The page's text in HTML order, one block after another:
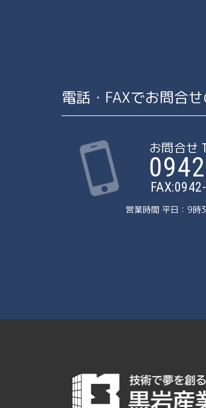
電話・FAXでお問合
お問合せ
営業時間 平日：9時